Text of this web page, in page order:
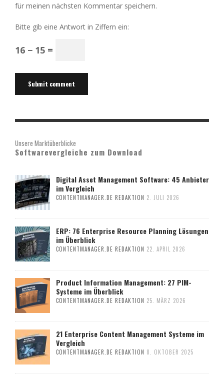
für meinen nächsten Kommentar speichern.
Bitte gib eine Antwort in Ziffern ein:
16 − 15 =
Unsere Marktüberblicke
Softwarevergleiche zum Download
Digital Asset Management Software: 45 Anbieter
im Vergleich
CONTENTMANAGER.DE REDAKTION 2. JULI 2026
ERP: 76 Enterprise Resource Planning Lösungen
im Überblick
CONTENTMANAGER.DE REDAKTION 22. APRIL 2026
Product Information Management: 27 PIM-
Systeme im Überblick
CONTENTMANAGER.DE REDAKTION 25. MÄRZ 2026
21 Enterprise Content Management Systeme im
Vergleich
CONTENTMANAGER.DE REDAKTION 8. OKTOBER 2025